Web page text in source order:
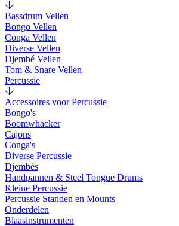
Bassdrum Vellen
Bongo Vellen
Conga Vellen
Diverse Vellen
Djembé Vellen
Tom & Snare Vellen
Percussie
Accessoires voor Percussie
Bongo's
Boomwhacker
Cajons
Conga's
Diverse Percussie
Djembés
Handpannen & Steel Tongue Drums
Kleine Percussie
Percussie Standen en Mounts
Onderdelen
Blaasinstrumenten